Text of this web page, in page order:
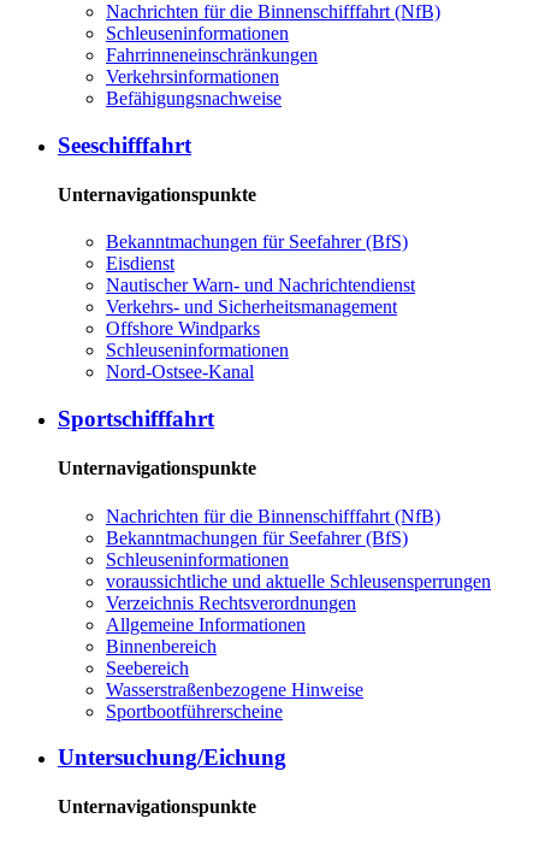
Nach­rich­ten für die Bin­nen­schiff­fahrt (NfB)
Schleu­sen­in­for­ma­tio­nen
Fahr­rin­nen­ein­schrän­kun­gen
Ver­kehrs­in­for­ma­tio­nen
Be­fä­hi­gungs­nach­wei­se
See­schiff­fahrt
Unternavigationspunkte
Be­kannt­ma­chun­gen für See­fah­rer (BfS)
Eis­dienst
Nau­ti­scher Warn-​ und Nach­rich­ten­dienst
Ver­kehrs-​ und Si­cher­heits­ma­na­ge­ment
Offs­ho­re Wind­parks
Schleu­sen­in­for­ma­tio­nen
Nord-​Ost­see-​Ka­nal
Sport­schiff­fahrt
Unternavigationspunkte
Nach­rich­ten für die Bin­nen­schiff­fahrt (NfB)
Be­kannt­ma­chun­gen für See­fah­rer (BfS)
Schleu­sen­in­for­ma­tio­nen
voraussichtliche und aktuelle Schleusensperrungen
Ver­zeich­nis Rechts­ver­ord­nun­gen
All­ge­mei­ne In­for­ma­tio­nen
Bin­nen­be­reich
See­be­reich
Was­ser­stra­ßen­be­zo­ge­ne Hin­wei­se
Sport­boot­füh­rer­schei­ne
Un­ter­su­chung/Ei­chung
Unternavigationspunkte